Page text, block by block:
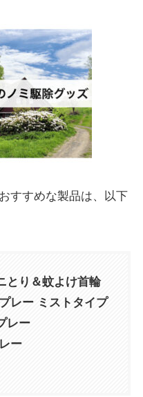
すすめな製品は、以下
とり＆蚊よけ首輪
レー ミストタイプ
レー
ー